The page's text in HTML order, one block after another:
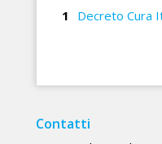
Decreto Cura
Contatti